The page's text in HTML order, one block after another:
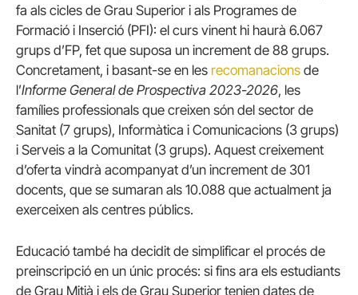
fa als cicles de Grau Superior i als Programes de
Formació i Inserció (PFI): el curs vinent hi haurà 6.067
grups d’FP, fet que suposa un increment de 88 grups.
Concretament, i basant-se en les recomanacions de
l’Informe General de Prospectiva 2023-2026, les
famílies professionals que creixen són del sector de
Sanitat (7 grups), Informàtica i Comunicacions (3 grups)
i Serveis a la Comunitat (3 grups). Aquest creixement
d’oferta vindrà acompanyat d’un increment de 301
docents, que se sumaran als 10.088 que actualment ja
exerceixen als centres públics.
Educació també ha decidit de simplificar el procés de
preinscripció en un únic procés: si fins ara els estudiants
de Grau Mitjà i els de Grau Superior tenien dates de